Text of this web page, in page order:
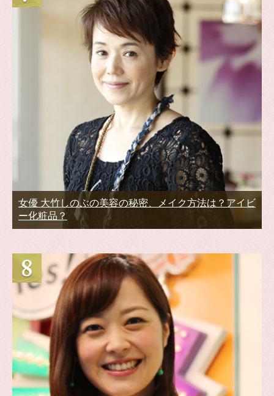
女優 大竹しのぶの美容の秘密、メイク方法は？アイビ
ー化粧品？